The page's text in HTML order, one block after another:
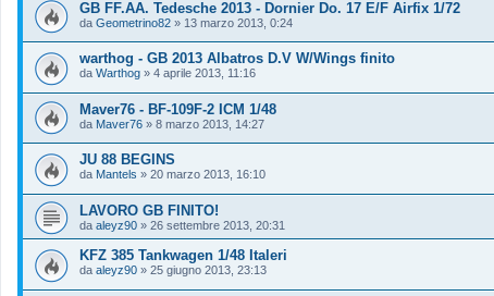
GB FF.AA. Tedesche 2013 - Dornier Do. 17 E/F Airfix 1/72
da Geometrino82 » 13 marzo 2013, 0:24
warthog - GB 2013 Albatros D.V W/Wings finito
da Warthog » 4 aprile 2013, 11:16
Maver76 - BF-109F-2 ICM 1/48
da Maver76 » 8 marzo 2013, 14:27
JU 88 BEGINS
da Mantels » 20 marzo 2013, 16:10
LAVORO GB FINITO!
da aleyz90 » 26 settembre 2013, 20:31
KFZ 385 Tankwagen 1/48 Italeri
da aleyz90 » 25 giugno 2013, 23:13